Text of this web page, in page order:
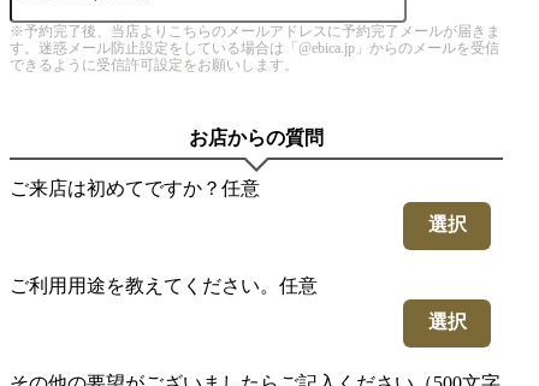
※予約完了後、当店よりこちらのメールアドレスに予約完了メールが届きま
す。迷惑メール防止設定をしている場合は「@ebica.jp」からのメールを受信
できるように受信許可設定をお願いします。
お店からの質問
ご来店は初めてですか？ 任意
選択
ご利用用途を教えてください。 任意
選択